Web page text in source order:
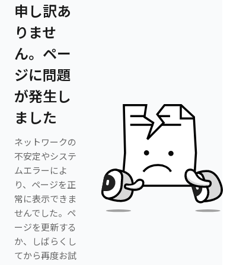
申し訳あ
りませ
ん。ペー
ジに問題
が発生し
ました
ネットワークの
不安定やシステ
ムエラーによ
り、ページを正
常に表示できま
せんでした。ペ
ージを更新する
か、しばらくし
てから再度お試